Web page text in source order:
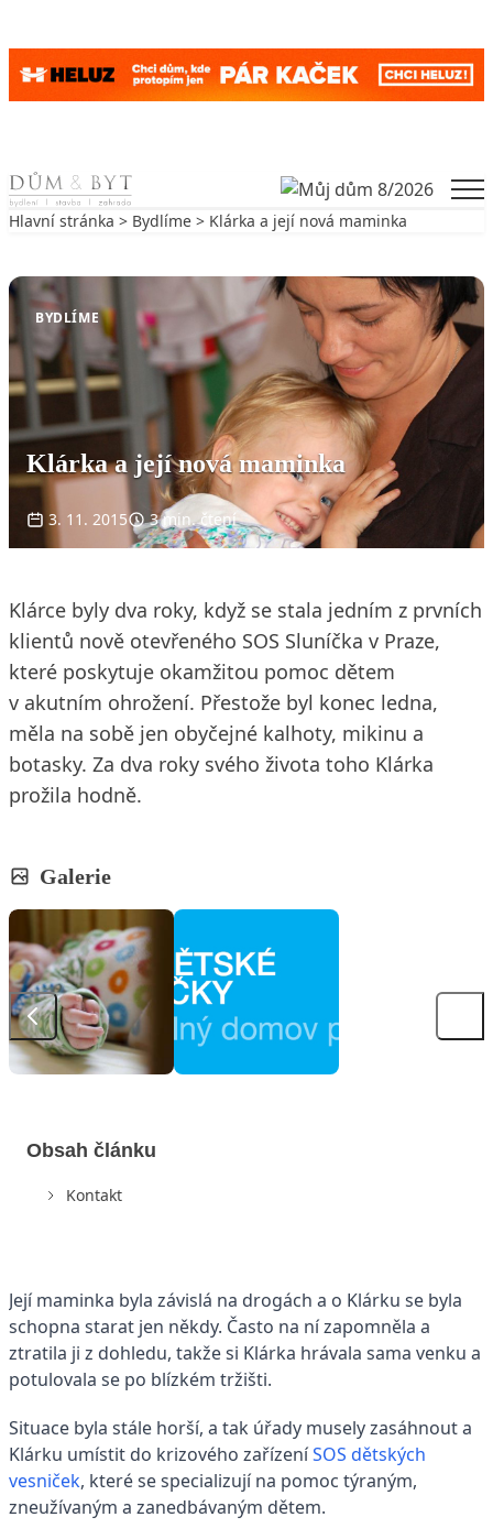
Skip to content
Hlavní stránka > Bydlíme > Klárka a její nová maminka
BYDLÍME
Klárka a její nová maminka
3. 11. 2015 3 min. čtení
Klárce byly dva roky, když se stala jedním z prvních
klientů nově otevřeného SOS Sluníčka v Praze,
které poskytuje okamžitou pomoc dětem
v akutním ohrožení. Přestože byl konec ledna,
měla na sobě jen obyčejné kalhoty, mikinu a
botasky. Za dva roky svého života toho Klárka
prožila hodně.
Galerie
Obsah článku
Kontakt
Její maminka byla závislá na drogách a o Klárku se byla
schopna starat jen někdy. Často na ní zapomněla a
ztratila ji z dohledu, takže si Klárka hrávala sama venku a
potulovala se po blízkém tržišti.
Situace byla stále horší, a tak úřady musely zasáhnout a
Klárku umístit do krizového zařízeníSOS dětských
vesniček, které se specializují na pomoc týraným,
zneužívaným a zanedbávaným dětem.